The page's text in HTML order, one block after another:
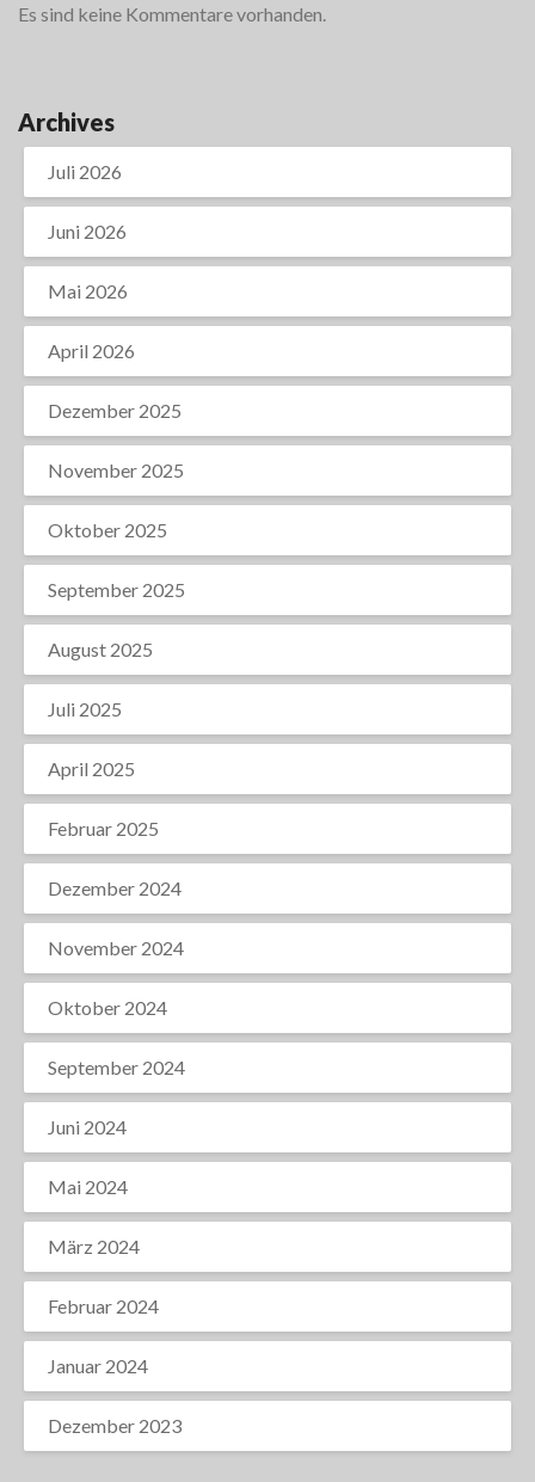
Es sind keine Kommentare vorhanden.
Archives
Juli 2026
Juni 2026
Mai 2026
April 2026
Dezember 2025
November 2025
Oktober 2025
September 2025
August 2025
Juli 2025
April 2025
Februar 2025
Dezember 2024
November 2024
Oktober 2024
September 2024
Juni 2024
Mai 2024
März 2024
Februar 2024
Januar 2024
Dezember 2023